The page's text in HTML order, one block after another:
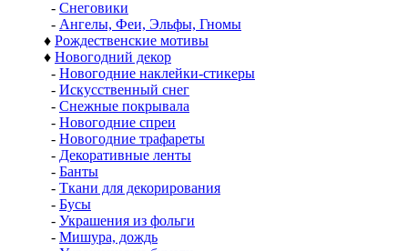
- Снеговики
- Ангелы, Феи, Эльфы, Гномы
♦ Рождественские мотивы
♦ Новогодний декор
- Новогодние наклейки-стикеры
- Искусственный снег
- Снежные покрывала
- Новогодние спреи
- Новогодние трафареты
- Декоративные ленты
- Банты
- Ткани для декорирования
- Бусы
- Украшения из фольги
- Мишура, дождь